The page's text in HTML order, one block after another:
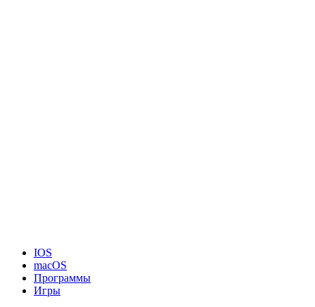
IOS
macOS
Программы
Игры